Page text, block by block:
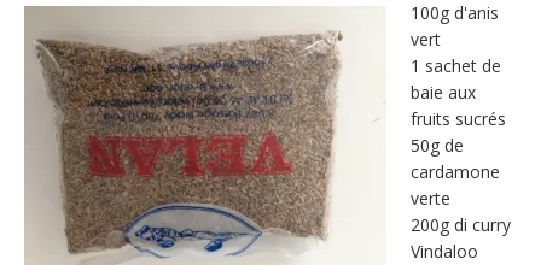
100g d'anis
vert
1 sachet de
baie aux
fruits sucrés
50g de
cardamone
verte
200g di curry
Vindaloo